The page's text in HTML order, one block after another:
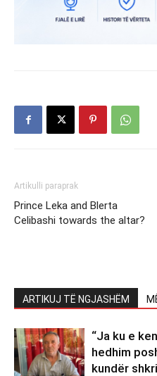
Artikulli paraprak
Prince Leka and Blerta
Celibashi towards the altar?
ARTIKUJ TË NGJASHËM
“Ja ku e
hedhim
kundër